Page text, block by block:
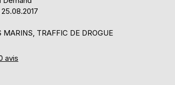
TRAFFIC DE DROGUE
avis